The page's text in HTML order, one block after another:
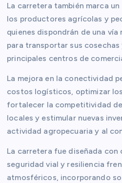
La carretera también marca
los productores agrícolas y
quienes dispondrán de una
para transportar sus
principales centros de
La mejora en la conectividad
costos logísticos, optimizar
fortalecer la competitividad
locales y estimular nuevas
actividad agropecuaria y al
La carretera fue diseñada
seguridad vial y resiliencia
atmosféricos, incorporando